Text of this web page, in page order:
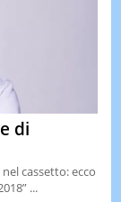
di
cassetto: ecco
...